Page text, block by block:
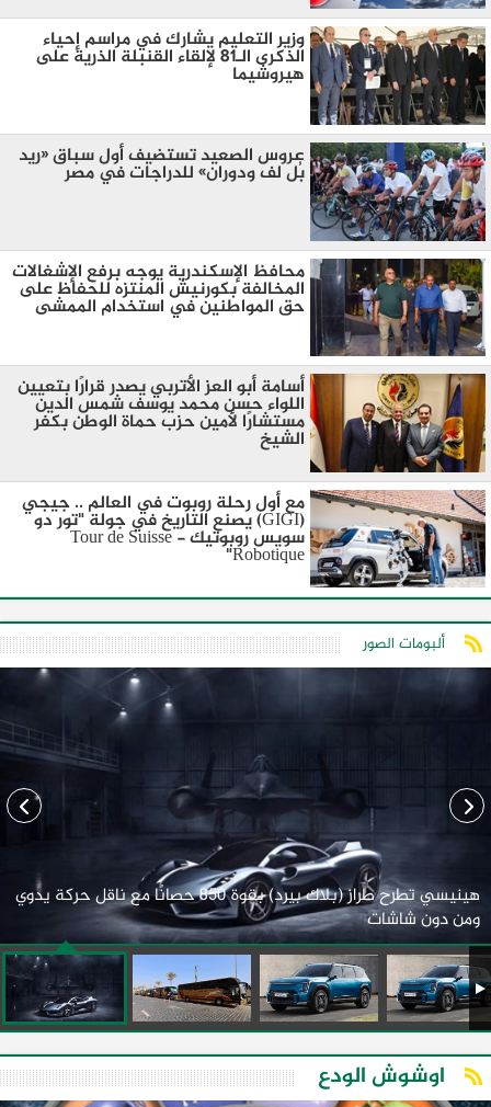
وزير التعليم يشارك في مراسم إحياء
الذكرى الـ81 لإلقاء القنبلة الذرية على
هيروشيما
عروس الصعيد تستضيف أول سباق «ريد
بُل لف ودوران» للدراجات في مصر
محافظ الإسكندرية يوجه برفع الإشغالات
المخالفة بكورنيش المنتزه للحفاظ على
حق المواطنين في استخدام الممشى
أسامة أبو العز الأتربي يصدر قرارًا بتعيين
اللواء حسن محمد يوسف شمس الدين
مستشارًا لأمين حزب حماة الوطن بكفر
الشيخ
مع أول رحلة روبوت في العالم .. جيجي
(GIGI) يصنع التاريخ في جولة "تور دو
سويس روبوتيك - Tour de Suisse
Robotique"
ألبومات الصور
هينيسي تطرح طراز (بلاك بيرد) بقوة 850 حصانًا مع ناقل حركة يدوي
ومن دون شاشات
اوشوش الودع